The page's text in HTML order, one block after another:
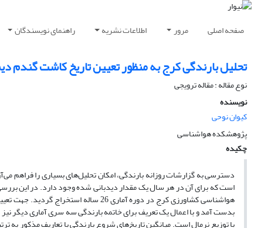
صفحه اصلی مرور اطلاعات نشریه راهنمای نویسندگان
تحلیل بارندگی کرج به منظور تعیین تاریخ کاشت گندم
نوع مقاله : مقاله ترویجی
نویسنده
کیوان نوحی
پژوهشکده هواشناسی
چکیده
دسترسی به گزارشات روزانه بارندگی، امکان تحلیل‌های بسیاری را فراهم
است که برای آن در هر سال یک مقدار دیدبانی شده وجود دارد. در این بررسی
هواشناسی کشاورزی کرج در دوره آماری
بدست آمد و با اعمال یک تعریف برای خاتمه بارندگی سه سری‌ آماری دیگر